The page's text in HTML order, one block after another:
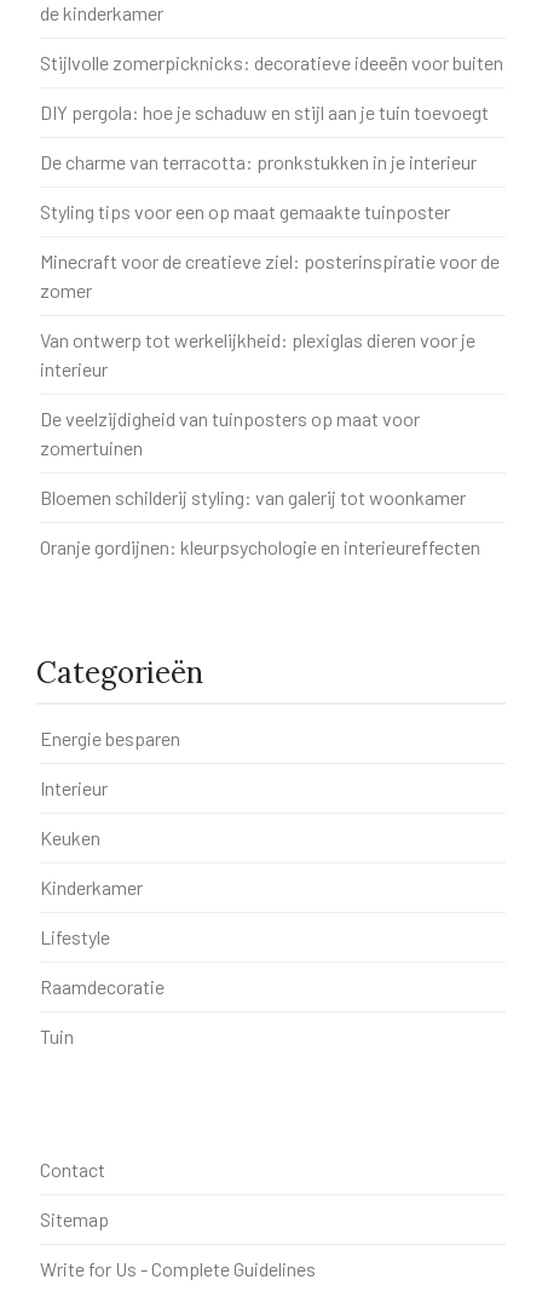
de kinderkamer
Stijlvolle zomerpicknicks: decoratieve ideeën voor buiten
DIY pergola: hoe je schaduw en stijl aan je tuin toevoegt
De charme van terracotta: pronkstukken in je interieur
Styling tips voor een op maat gemaakte tuinposter
Minecraft voor de creatieve ziel: posterinspiratie voor de
zomer
Van ontwerp tot werkelijkheid: plexiglas dieren voor je
interieur
De veelzijdigheid van tuinposters op maat voor
zomertuinen
Bloemen schilderij styling: van galerij tot woonkamer
Oranje gordijnen: kleurpsychologie en interieureffecten
Categorieën
Energie besparen
Interieur
Keuken
Kinderkamer
Lifestyle
Raamdecoratie
Tuin
Contact
Sitemap
Write for Us - Complete Guidelines